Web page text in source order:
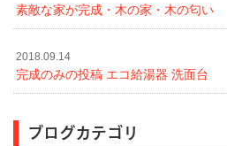
素敵な家が完成・木の家・木の匂い
2018.09.14
完成のみの投稿 エコ給湯器 洗面台
ブログカテゴリ